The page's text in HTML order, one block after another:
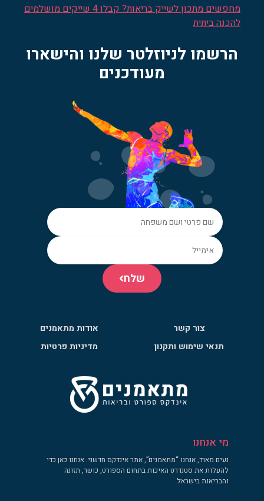
מחפשים מתכון לשייק בריאות? קבלו 4 שייקים מושלמים
להכנה ביתית
הרשמו לניוזלטר שלנו והישארו
מעודכנים
שלח
צור קשר
אודות מתאמנים
תנאי שימוש ותקנון
מדיניות פרטיות
מי אנחנו
נעים מאוד, אנחנו “מתאמנים”, אתר אינדקס חדשני. אנחנו כאן כדי
להעלות את סטנדרט האיכות בתחום הספורט, כושר, תזונה
והבריאות בישראל.